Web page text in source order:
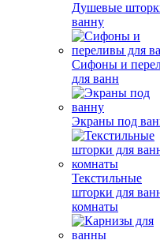
Душевые
ванну
Сифоны и
для ванн
Экраны под
Текстильные
шторки для
комнаты